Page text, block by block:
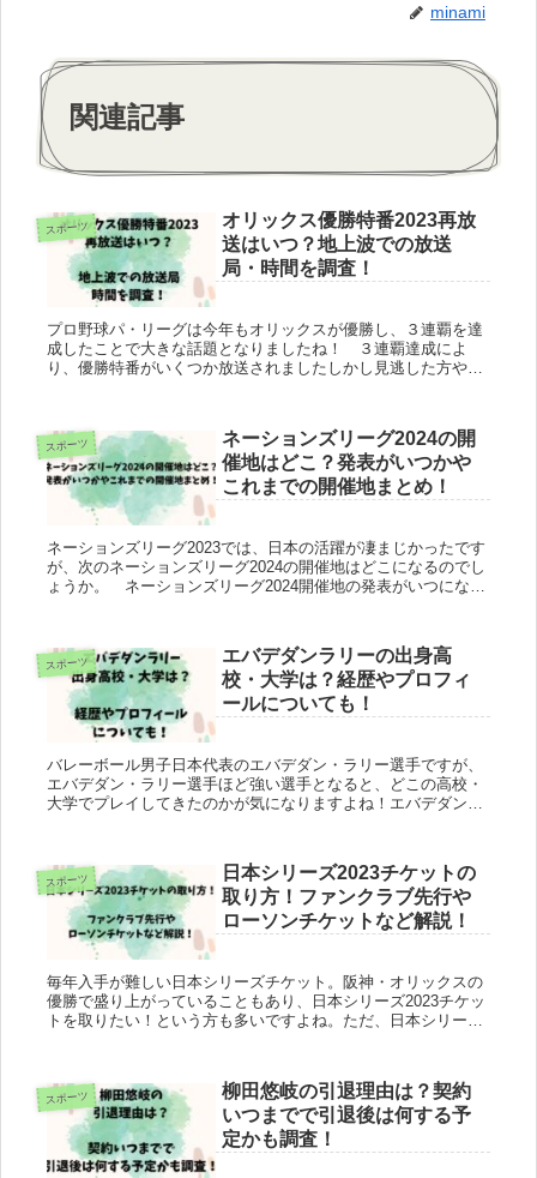
minami
関連記事
スポーツ
オリックス優勝特番2023再放
送はいつ？地上波での放送
局・時間を調査！
プロ野球パ・リーグは今年もオリックスが優勝し、３連覇を達
成したことで大きな話題となりましたね！ ３連覇達成によ
り、優勝特番がいくつか放送されましたしかし見逃した方や放
スポーツ
ネーションズリーグ2024の開
催地はどこ？発表がいつかや
これまでの開催地まとめ！
ネーションズリーグ2023では、日本の活躍が凄まじかったです
が、次のネーションズリーグ2024の開催地はどこになるのでし
ょうか。 ネーションズリーグ2024開催地の発表がいつになる
スポーツ
エバデダンラリーの出身高
校・大学は？経歴やプロフィ
ールについても！
バレーボール男子日本代表のエバデダン・ラリー選手ですが、
エバデダン・ラリー選手ほど強い選手となると、どこの高校・
大学でプレイしてきたのかが気になりますよね！エバデダン・
スポーツ
日本シリーズ2023チケットの
取り方！ファンクラブ先行や
ローソンチケットなど解説！
毎年入手が難しい日本シリーズチケット。阪神・オリックスの
優勝で盛り上がっていることもあり、日本シリーズ2023チケッ
トを取りたい！という方も多いですよね。ただ、日本シリーズ
スポーツ
柳田悠岐の引退理由は？契約
いつまでで引退後は何する予
定かも調査！